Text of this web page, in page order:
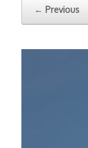
← Previous